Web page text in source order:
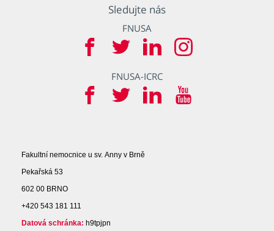
Sledujte nás
FNUSA
FNUSA-ICRC
Fakultní nemocnice u sv. Anny v Brně
Pekařská 53
602 00 BRNO
+420 543 181 111
Datová schránka: h9tpjpn